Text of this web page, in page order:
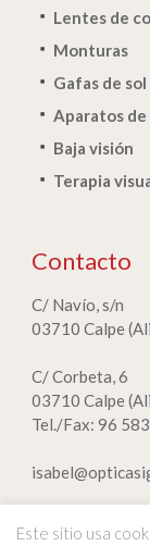
Lentes de
Monturas
Gafas de sol
Aparatos
Baja visión
Terapia
Contacto
C/ Navío, s/n
03710 Calpe
C/ Corbeta, 6
03710 Calpe
Tel./Fax: 96
Este sitio usa